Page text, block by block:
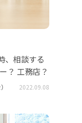
、相談する
？ 工務店？
2022.09.08